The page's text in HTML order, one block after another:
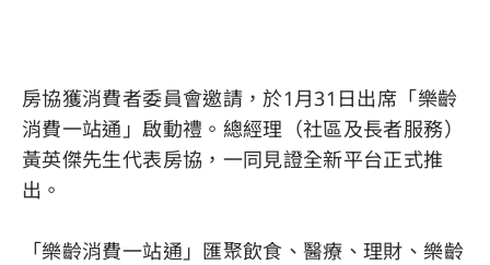
房協獲消費者委員會邀請，於1月31日出席「樂齡
消費一站通」啟動禮。總經理（社區及長者服務）
黃英傑先生代表房協，一同見證全新平台正式推
出。
「樂齡消費一站通」匯聚飲食、醫療、理財、樂齡